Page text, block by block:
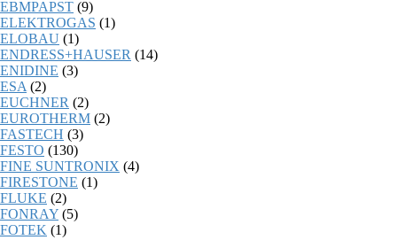
EBMPAPST (9)
ELEKTROGAS (1)
ELOBAU (1)
ENDRESS+HAUSER (14)
ENIDINE (3)
ESA (2)
EUCHNER (2)
EUROTHERM (2)
FASTECH (3)
FESTO (130)
FINE SUNTRONIX (4)
FIRESTONE (1)
FLUKE (2)
FONRAY (5)
FOTEK (1)